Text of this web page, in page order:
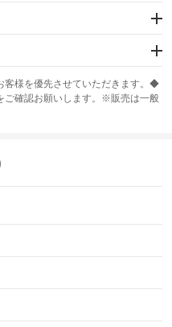
ABS
客様を優先させていただきます。◆
ご確認お願いします。※販売は一般